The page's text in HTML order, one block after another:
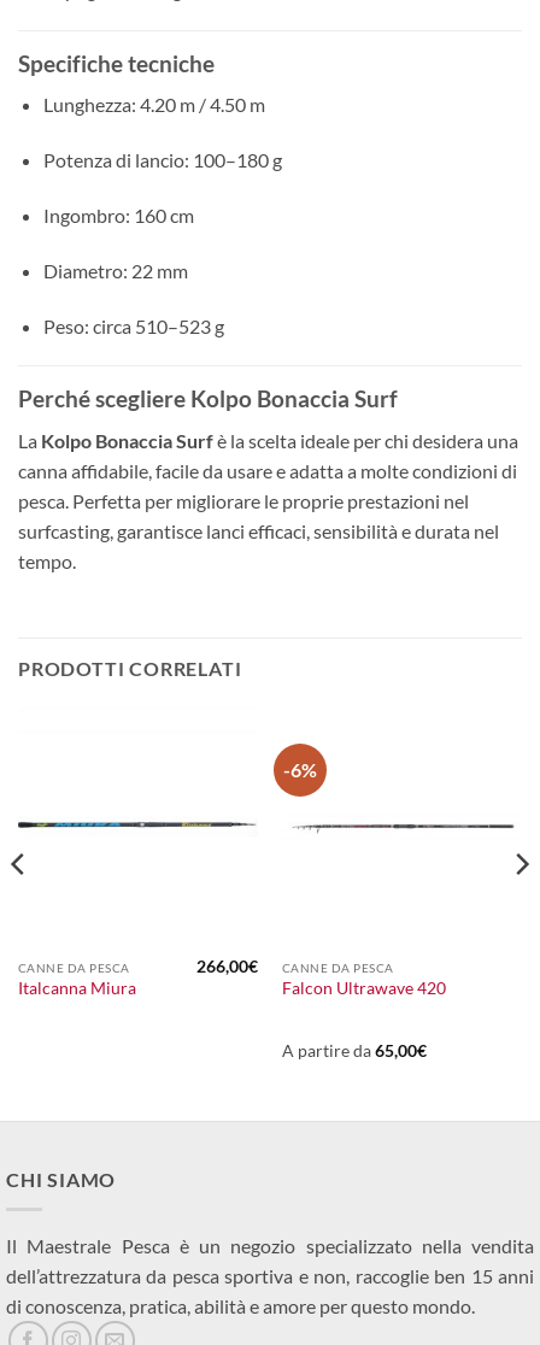
Specifiche tecniche
Lunghezza: 4.20 m / 4.50 m
Potenza di lancio: 100–180 g
Ingombro: 160 cm
Diametro: 22 mm
Peso: circa 510–523 g
Perché scegliere Kolpo Bonaccia Surf
La Kolpo Bonaccia Surfè la scelta ideale per chi desidera una
canna affidabile, facile da usare e adatta a molte condizioni di
pesca. Perfetta per migliorare le proprie prestazioni nel
surfcasting, garantisce lanci efficaci, sensibilità e durata nel
tempo.
PRODOTTI CORRELATI
CANNE DA PESCA
Italcanna Miura
266,00€
-6%
CANNE DA PESCA
Falcon Ultrawave 420
A partire da65,00€
CHI SIAMO
Il Maestrale Pesca è un negozio specializzato nella vendita
dell’attrezzatura da pesca sportiva e non, raccoglie ben 15 anni
di conoscenza, pratica, abilità e amore per questo mondo.